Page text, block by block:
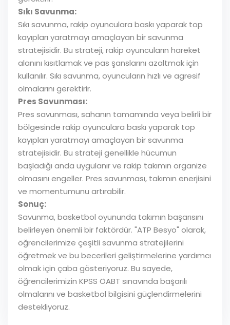
Sıkı Savunma:
Sıkı savunma, rakip oyunculara baskı yaparak top
kayıpları yaratmayı amaçlayan bir savunma
stratejisidir. Bu strateji, rakip oyuncuların hareket
alanını kısıtlamak ve pas şanslarını azaltmak için
kullanılır. Sıkı savunma, oyuncuların hızlı ve agresif
olmalarını gerektirir.
Pres Savunması:
Pres savunması, sahanın tamamında veya belirli bir
bölgesinde rakip oyunculara baskı yaparak top
kayıpları yaratmayı amaçlayan bir savunma
stratejisidir. Bu strateji genellikle hücumun
başladığı anda uygulanır ve rakip takımın organize
olmasını engeller. Pres savunması, takımın enerjisini
ve momentumunu artırabilir.
Sonuç:
Savunma, basketbol oyununda takımın başarısını
belirleyen önemli bir faktördür. "ATP Besyo" olarak,
öğrencilerimize çeşitli savunma stratejilerini
öğretmek ve bu becerileri geliştirmelerine yardımcı
olmak için çaba gösteriyoruz. Bu sayede,
öğrencilerimizin KPSS ÖABT sınavında başarılı
olmalarını ve basketbol bilgisini güçlendirmelerini
destekliyoruz.